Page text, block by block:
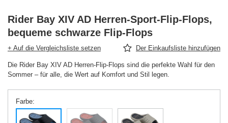
Rider Bay XIV AD Herren-Sport-Flip-Flops,
bequeme schwarze Flip-Flops
+ Auf die Vergleichsliste setzen Der Einkaufsliste hinzufügen
Die Rider Bay XIV AD Herren-Flip-Flops sind die perfekte Wahl für den
Sommer – für alle, die Wert auf Komfort und Stil legen.
Farbe